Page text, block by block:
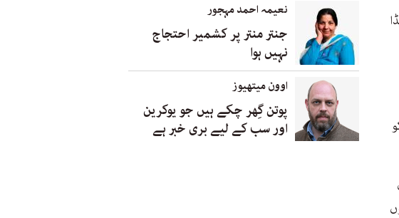
نعیمہ احمد مہجور
جنتر منتر پر کشمیر احتجاج
نہیں ہوا
اوون میتھیوز
پوتن گِھر چکے ہیں جو یوکرین
اور سب کے لیے بری خبر ہے